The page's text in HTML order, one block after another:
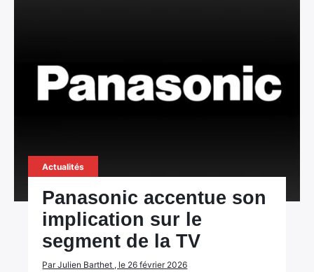
Actualités
Panasonic accentue son
implication sur le
segment de la TV
Par Julien Barthet , le 26 février 2026